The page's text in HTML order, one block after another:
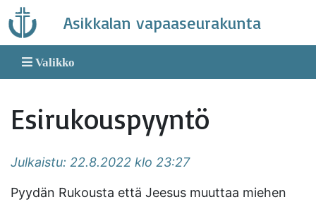
Skip
to
content
Asikkalan vapaaseurakunta
Valikko
Esirukouspyyntö
Julkaistu: 22.8.2022 klo 23:27
Pyydän Rukousta että Jeesus muuttaa miehen